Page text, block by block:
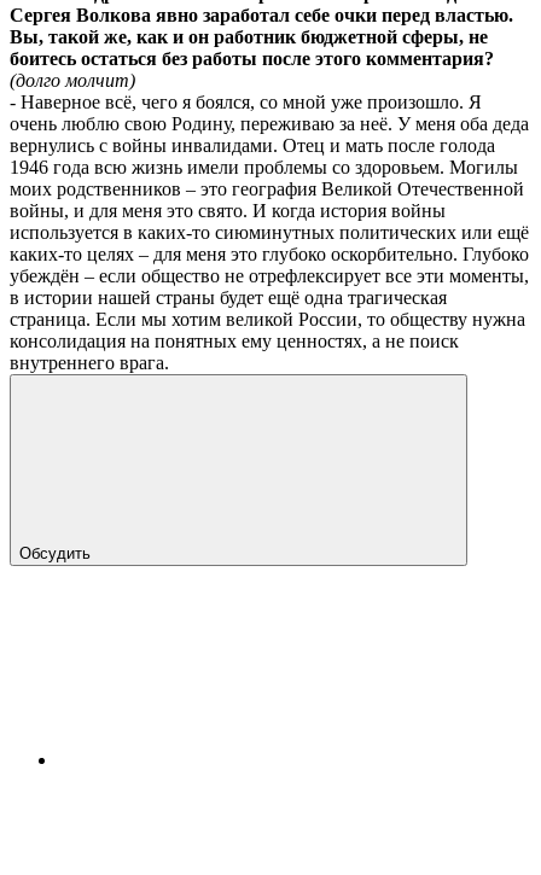
Сергея Волкова явно заработал себе очки перед властью.
Вы, такой же, как и он работник бюджетной сферы, не
боитесь остаться без работы после этого комментария?
(долго молчит)
- Наверное всё, чего я боялся, со мной уже произошло. Я
очень люблю свою Родину, переживаю за неё. У меня оба деда
вернулись с войны инвалидами. Отец и мать после голода
1946 года всю жизнь имели проблемы со здоровьем. Могилы
моих родственников – это география Великой Отечественной
войны, и для меня это свято. И когда история войны
используется в каких-то сиюминутных политических или ещё
каких-то целях – для меня это глубоко оскорбительно. Глубоко
убеждён – если общество не отрефлексирует все эти моменты,
в истории нашей страны будет ещё одна трагическая
страница. Если мы хотим великой России, то обществу нужна
консолидация на понятных ему ценностях, а не поиск
внутреннего врага.
Обсудить